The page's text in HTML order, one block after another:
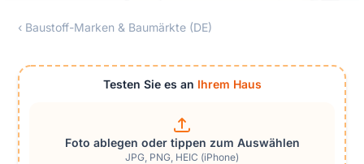
‹ Baustoff-Marken & Baumärkte (DE)
Testen Sie es an Ihrem Haus
Foto ablegen oder tippen zum Auswählen
JPG, PNG, HEIC (iPhone)